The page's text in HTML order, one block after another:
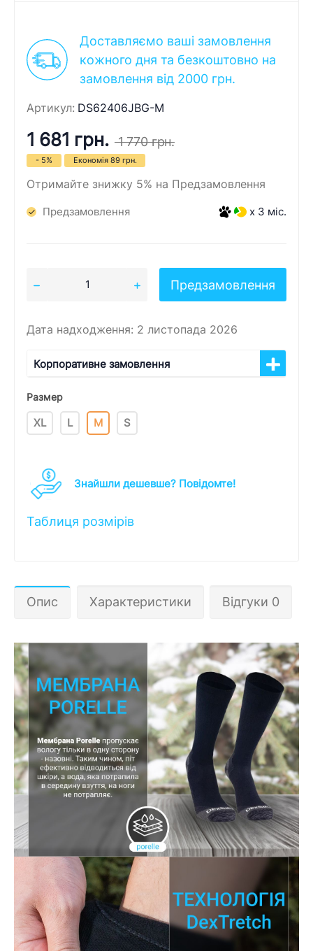
Доставляємо ваші замовлення
кожного дня та безкоштовно на
замовлення від 2000 грн.
Артикул: DS62406JBG-M
1 681 грн. 1 770 грн.
- 5% Економія 89 грн.
Отримайте знижку 5% на Предзамовлення
Предзамовлення x 3 міс.
Предзамовлення
Дата надходження: 2 листопада 2026
Корпоративне замовлення
Размер
XL L M S
Знайшли дешевше? Повідомте!
Таблиця розмірів
Опис Характеристики Відгуки 0